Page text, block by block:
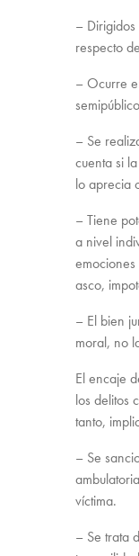
–
respecto
– Ocurre
– Se
cuenta si
lo aprecia
– Tiene
a nivel
asco,
– El bien
moral, no
El encaje
los delitos
tanto,
– Se
víctima.
– Se trata